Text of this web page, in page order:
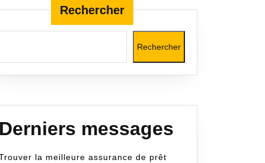
Rechercher
Rechercher
Derniers messages
la meilleure assurance de prêt